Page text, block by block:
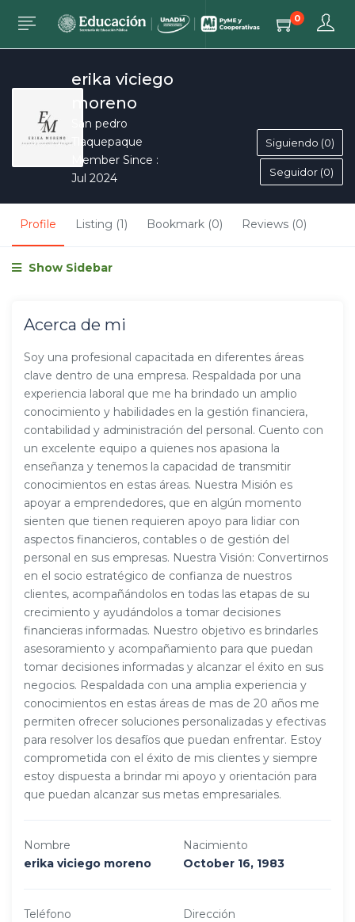
0
erika viciego
moreno
San pedro
Tlaquepaque
Member Since :
Jul 2024
Siguiendo (0)
Seguidor (0)
Profile Listing (1) Bookmark (0) Reviews (0)
Show Sidebar
Acerca de mi
Soy una profesional capacitada en diferentes áreas
clave dentro de una empresa. Respaldada por una
experiencia laboral que me ha brindado un amplio
conocimiento y habilidades en la gestión financiera,
contabilidad y administración del personal. Cuento con
un excelente equipo a quienes nos apasiona la
enseñanza y tenemos la capacidad de transmitir
conocimientos en estas áreas. Nuestra Misión es
apoyar a emprendedores, que en algún momento
sienten que tienen requieren apoyo para lidiar con
aspectos financieros, contables o de gestión del
personal en sus empresas. Nuestra Visión: Convertirnos
en el socio estratégico de confianza de nuestros
clientes, acompañándolos en todas las etapas de su
crecimiento y ayudándolos a tomar decisiones
financieras informadas. Nuestro objetivo es brindarles
asesoramiento y acompañamiento para que puedan
tomar decisiones informadas y alcanzar el éxito en sus
negocios. Respaldada con una amplia experiencia y
conocimientos en estas áreas de mas de 20 años me
permiten ofrecer soluciones personalizadas y efectivas
para resolver los desafíos que puedan enfrentar. Estoy
comprometida con el éxito de mis clientes y siempre
estoy dispuesta a brindar mi apoyo y orientación para
que puedan alcanzar sus metas empresariales.
Nombre
erika viciego moreno
Nacimiento
October 16, 1983
Teléfono
Dirección